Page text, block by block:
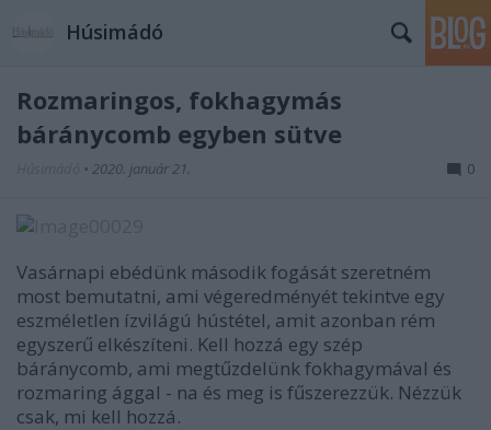
Húsimádó
Rozmaringos, fokhagymás
báránycomb egyben sütve
• 2020. január 21. 0
Vasárnapi ebédünk második fogását szeretném
most bemutatni, ami végeredményét tekintve egy
eszméletlen ízvilágú hústétel, amit azonban rém
egyszerű elkészíteni. Kell hozzá egy szép
báránycomb, ami megtűzdelünk fokhagymával és
rozmaring ággal - na és meg is fűszerezzük. Nézzük
csak, mi kell hozzá.